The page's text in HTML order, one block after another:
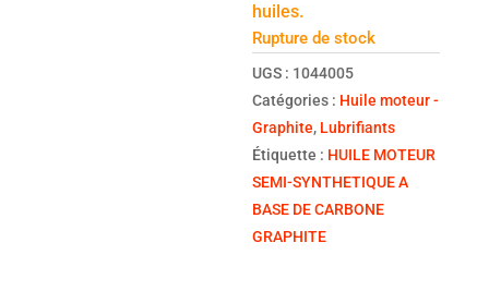
huiles.
Rupture de stock
UGS : 1044005
Catégories : Huile moteur -
Graphite, Lubrifiants
Étiquette : HUILE MOTEUR
SEMI-SYNTHETIQUE A
BASE DE CARBONE
GRAPHITE